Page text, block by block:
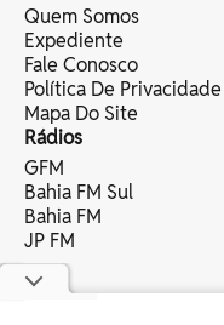
Quem Somos
Expediente
Fale Conosco
Política De Privacidade
Mapa Do Site
Rádios
GFM
Bahia FM Sul
Bahia FM
JP FM